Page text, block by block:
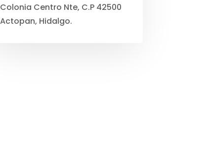
Colonia Centro Nte, C.P 42500
Actopan, Hidalgo.